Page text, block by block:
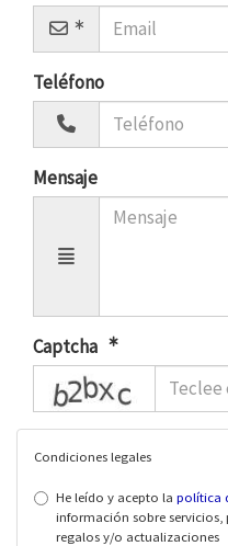
Teléfono
Mensaje
Captcha
captcha
Condiciones legales
He leído y acepto la política
información sobre
regalos y/o actualizaciones